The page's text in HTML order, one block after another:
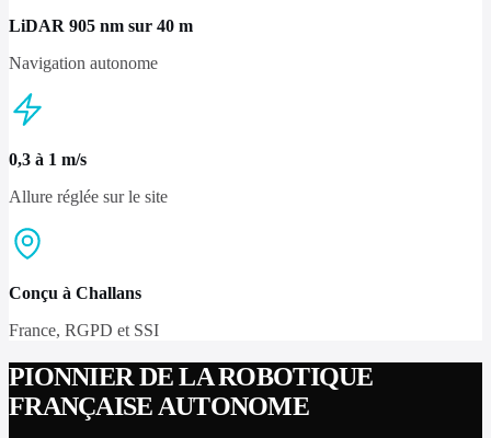
LiDAR 905 nm sur 40 m
Navigation autonome
0,3 à 1 m/s
Allure réglée sur le site
Conçu à Challans
France, RGPD et SSI
PIONNIER DE LA ROBOTIQUE
FRANÇAISE AUTONOME